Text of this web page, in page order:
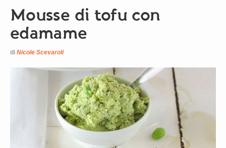
Mousse di tofu con
edamame
di Nicole Scevaroli